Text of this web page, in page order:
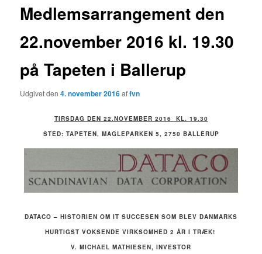
Medlemsarrangement den
22.november 2016 kl. 19.30
på Tapeten i Ballerup
Udgivet den4. november 2016affvn
TIRSDAG DEN 22.NOVEMBER 2016 KL. 19.30
STED: TAPETEN, MAGLEPARKEN 5, 2750 BALLERUP
DATACO – HISTORIEN OM IT SUCCESEN SOM BLEV DANMARKS
HURTIGST VOKSENDE VIRKSOMHED 2 ÅR I TRÆK!
V. MICHAEL MATHIESEN, INVESTOR